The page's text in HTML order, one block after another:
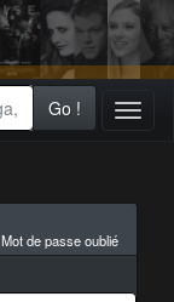
Go !
Mot de passe oublié